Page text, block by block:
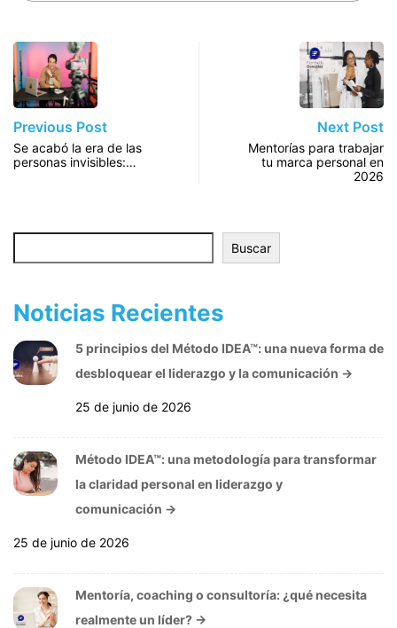
Previous Post
Se acabó la era de las
personas invisibles:…
Next Post
Mentorías para trabajar
tu marca personal en
2026
Buscar
Noticias Recientes
5 principios del Método IDEA™: una nueva forma de
desbloquear el liderazgo y la comunicación →
25 de junio de 2026
Método IDEA™: una metodología para transformar
la claridad personal en liderazgo y
comunicación →
25 de junio de 2026
Mentoría, coaching o consultoría: ¿qué necesita
realmente un líder? →